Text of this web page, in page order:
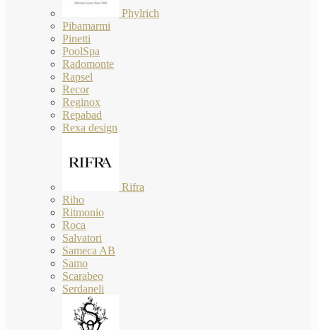
Phylrich
Pibamarmi
Pinetti
PoolSpa
Radomonte
Rapsel
Recor
Reginox
Repabad
Rexa design
Rifra
Riho
Ritmonio
Roca
Salvatori
Sameca AB
Samo
Scarabeo
Serdaneli